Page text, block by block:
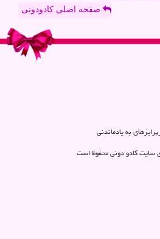
صفحه اصلی کادودونی
به یادماندنی